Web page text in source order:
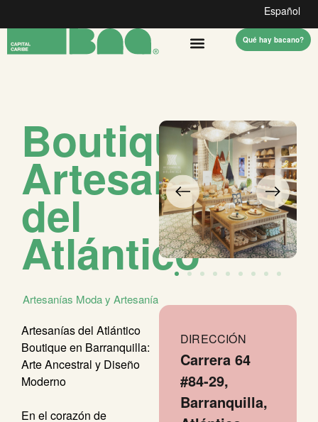
Español
Qué hay bacano?
Boutique
Artesanías
del
Atlántico
Artesanías Moda y Artesanía
Artesanías del Atlántico
Boutique en Barranquilla:
Arte Ancestral y Diseño
Moderno
En el corazón de
DIRECCIÓN
Carrera 64
#84-29,
Barranquilla,